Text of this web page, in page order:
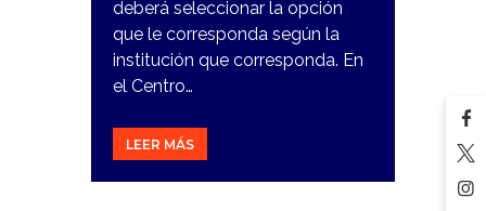
deberá seleccionar la opción
que le corresponda según la
institución que corresponda. En
el Centro…
LEER MÁS